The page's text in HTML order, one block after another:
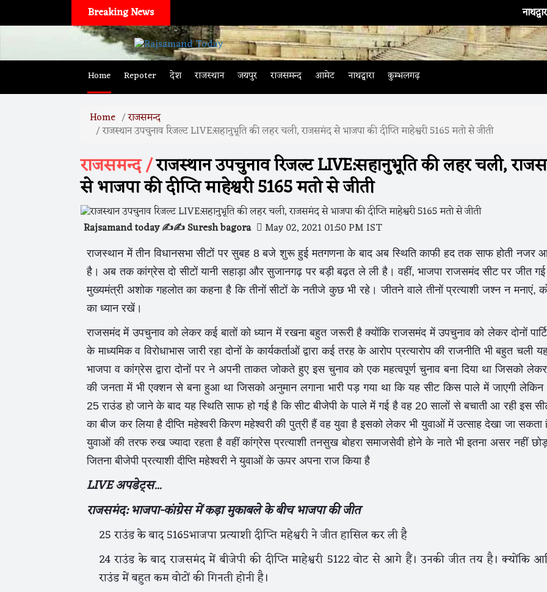
Breaking News ।
Home Repoter देश राजस्थान जयपुर राजसमन्द आमेट नाथद्वारा कुम्भलगढ़
Home राजसमन्द
राजस्थान उपचुनाव रिजल्ट LIVE:सहानुभूति की लहर चली, राजसमंद से भाजपा की दीप्ति माहेश्वरी 5165 मतो से जीती
राजसमन्द /राजस्थान उपचुनाव रिजल्ट LIVE:सहानुभूति की लहर चली,
से भाजपा की दीप्ति माहेश्वरी 5165 मतो से जीती
Rajsamand today ✍️✍️ Suresh bagora May 02, 2021 01:50 PM IST
राजस्थान में तीन विधानसभा सीटों पर सुबह 8 बजे शुरू हुई मतगणना के बाद अब स्थिति काफी हद तक साफ होती नजर
है। अब तक कांग्रेस दो सीटों यानी सहाड़ा और सुजानगढ़ पर बड़ी बढ़त ले ली है। वहीं, भाजपा राजसमंद सीट पर जीत
मुख्यमंत्री अशोक गहलोत का कहना है कि तीनों सीटों के नतीजे कुछ भी रहे। जीतने वाले तीनों प्रत्याशी जश्न न मनाएं,
का ध्यान रखें।
राजसमंद में उपचुनाव को लेकर कई बातों को ध्यान में रखना बहुत जरूरी है क्योंकि राजसमंद में उपचुनाव को लेकर दोनों
के माध्यमिक व विरोधाभास जारी रहा दोनों के कार्यकर्ताओं द्वारा कई तरह के आरोप प्रत्यारोप की राजनीति भी बहुत चली
भाजपा व कांग्रेस द्वारा दोनों पर ने अपनी ताकत जोकते हुए इस चुनाव को एक महत्वपूर्ण चुनाव बना दिया था जिसको
की जनता में भी एक्शन से बना हुआ था जिसको अनुमान लगाना भारी पड़ गया था कि यह सीट किस पाले में जाएगी
25 राउंड हो जाने के बाद यह स्थिति साफ हो गई है कि सीट बीजेपी के पाले में गई है वह 20 सालों से बचाती आ रही इस
का बीज कर लिया है दीप्ति महेश्वरी किरण महेश्वरी की पुत्री हैं वह युवा है इसको लेकर भी युवाओं में उत्साह देखा जा सकता
युवाओं की तरफ रुख ज्यादा रहता है वहीं कांग्रेस प्रत्याशी तनसुख बोहरा समाजसेवी होने के नाते भी इतना असर नहीं
जितना बीजेपी प्रत्याशी दीप्ति महेश्वरी ने युवाओं के ऊपर अपना राज किया है
LIVE अपडेट्स...
राजसमंद: भाजपा-कांग्रेस में कड़ा मुकाबले के बीच भाजपा की जीत
25 राउंड के बाद 5165भाजपा प्रत्याशी दीप्ति महेश्वरी ने जीत हासिल कर ली है
24 राउंड के बाद राजसमंद में बीजेपी की दीप्ति माहेश्वरी 5122 वोट से आगे हैं। उनकी जीत तय है। क्योंकि
राउंड में बहुत कम वोटों की गिनती होनी है।